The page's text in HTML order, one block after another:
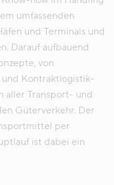
umfassenden
und Terminals und
Darauf aufbauend
von
und Kontraktlogistik-
aller Transport- und
Güterverkehr. Der
per
ist dabei ein